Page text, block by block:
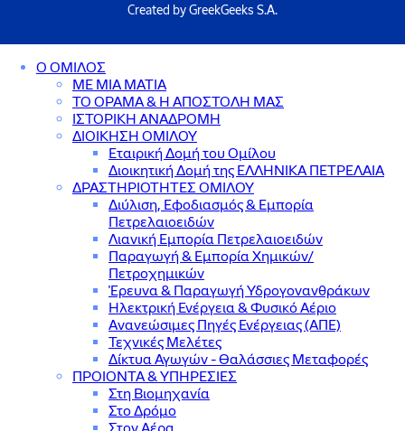
Created by GreekGeeks S.A.
Ο ΟΜΙΛΟΣ
ΜΕ ΜΙΑ ΜΑΤΙΑ
ΤΟ ΟΡΑΜΑ & Η ΑΠΟΣΤΟΛΗ ΜΑΣ
ΙΣΤΟΡΙΚΗ ΑΝΑΔΡΟΜΗ
ΔΙΟΙΚΗΣΗ ΟΜΙΛΟΥ
Εταιρική Δομή του Ομίλου
Διοικητική Δομή της ΕΛΛΗΝΙΚΑ ΠΕΤΡΕΛΑΙΑ
ΔΡΑΣΤΗΡΙΟΤΗΤΕΣ ΟΜΙΛΟΥ
Διύλιση, Εφοδιασμός & Εμπορία
Πετρελαιοειδών
Λιανική Εμπορία Πετρελαιοειδών
Παραγωγή & Εμπορία Χημικών/
Πετροχημικών
Έρευνα & Παραγωγή Υδρογονανθράκων
Ηλεκτρική Ενέργεια & Φυσικό Αέριο
Ανανεώσιμες Πηγές Ενέργειας (ΑΠΕ)
Τεχνικές Μελέτες
Δίκτυα Αγωγών - Θαλάσσιες Μεταφορές
ΠΡΟΙΟΝΤΑ & YΠΗΡΕΣΙΕΣ
Στη Βιομηχανία
Στο Δρόμο